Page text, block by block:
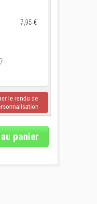
7,95 €
le rendu de
panier